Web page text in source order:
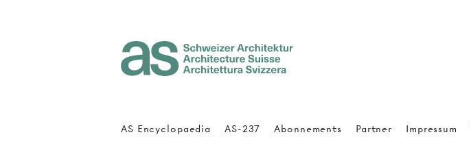
AS Encyclopaedia AS-237 Abonnements Partner Impressum